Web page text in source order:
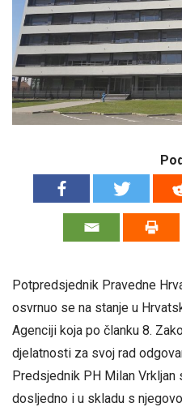
Potpredsjednik Pravedne
osvrnuo se na stanje u
Agenciji koja po članku 8.
djelatnosti za svoj rad
Predsjednik PH Milan Vrkljan
dosljedno i u skladu s